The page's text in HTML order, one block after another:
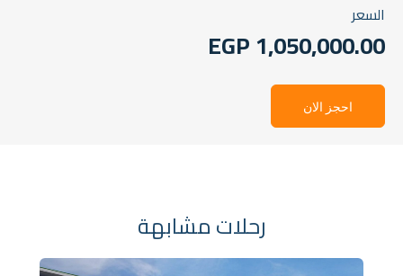
السعر
1,050,000.00 EGP
احجز الان
رحلات مشابهة